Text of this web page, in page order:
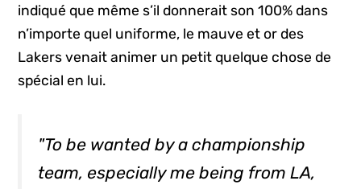
indiqué que même s’il donnerait son 100% dans
n’importe quel uniforme, le mauve et or des
Lakers venait animer un petit quelque chose de
spécial en lui.
"To be wanted by a championship
team, especially me being from LA,